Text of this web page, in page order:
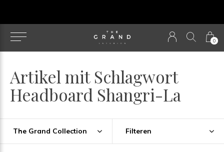
0
Artikel mit Schlagwort
Headboard Shangri-La
The Grand Collection Filteren